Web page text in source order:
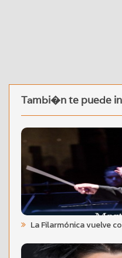
Tambi�n te puede
La Filarmónica vuelve